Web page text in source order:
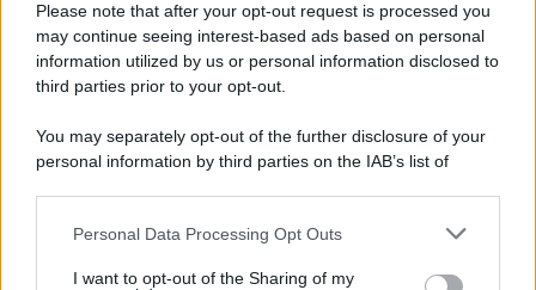
Please note that after your opt-out request is processed you
may continue seeing interest-based ads based on personal
information utilized by us or personal information disclosed to
third parties prior to your opt-out.
You may separately opt-out of the further disclosure of your
personal information by third parties on the IAB’s list of
This information may also be disclosed by us to third parties
Personal Data Processing Opt Outs
I want to opt-out of the Sharing of my
ISCRIZIONE AL ROC N. 35792 – ISCRITTA ALL’ANSO
(ASSOCIAZIONE NAZIONALE STAMPA ONLINE)
PREFERENZE PRIVACY